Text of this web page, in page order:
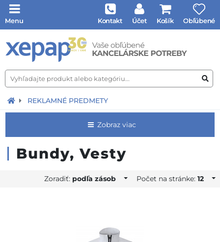
Menu Kontakt Účet Košík Obľúbené
REKLAMNÉ PREDMETY
Zobraz viac
Bundy, Vesty
Zoradiť: podľa zásob Počet na stránke:12